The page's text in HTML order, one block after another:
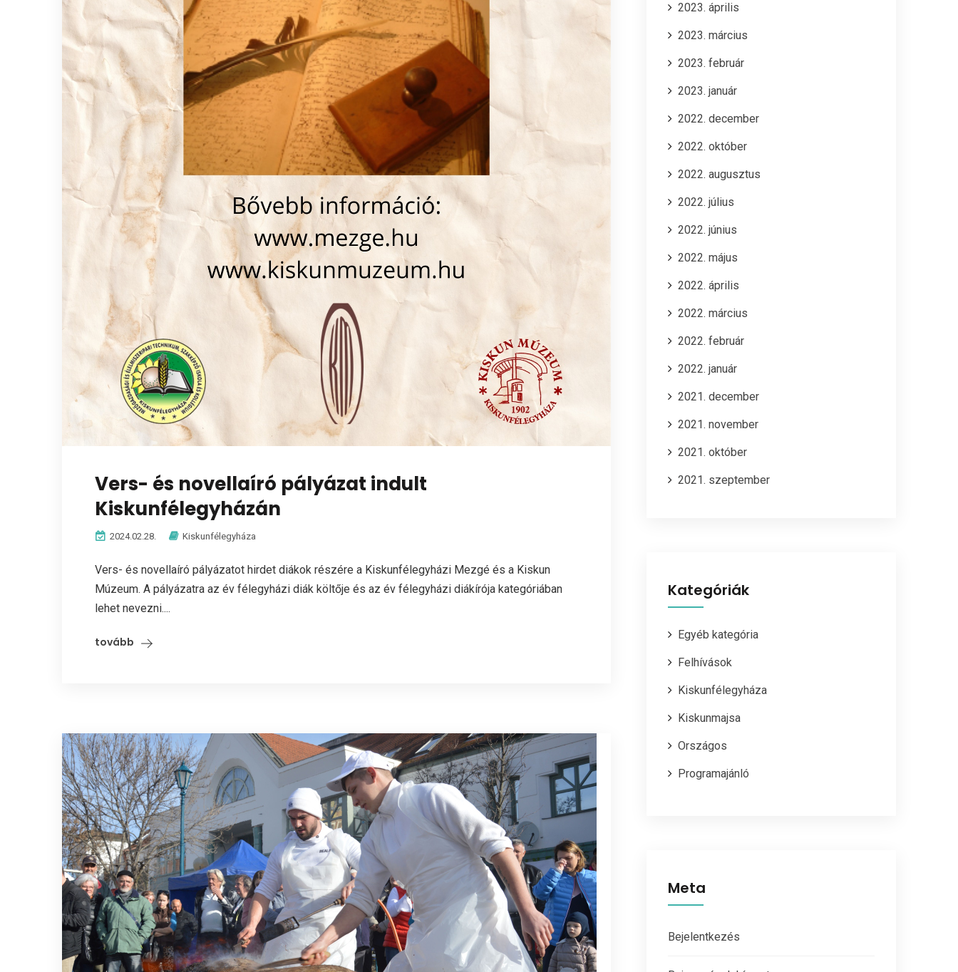
Vers- és novellaíró pályázat indult
Kiskunfélegyházán
2024.02.28. Kiskunfélegyháza
Vers- és novellaíró pályázatot hirdet diákok részére a Kiskunfélegyházi Mezgé és a Kiskun
Múzeum. A pályázatra az év félegyházi diák költője és az év félegyházi diákírója kategóriában
lehet nevezni....
tovább
2023. április
2023. március
2023. február
2023. január
2022. december
2022. október
2022. augusztus
2022. július
2022. június
2022. május
2022. április
2022. március
2022. február
2022. január
2021. december
2021. november
2021. október
2021. szeptember
Kategóriák
Egyéb kategória
Felhívások
Kiskunfélegyháza
Kiskunmajsa
Országos
Programajánló
Meta
Bejelentkezés